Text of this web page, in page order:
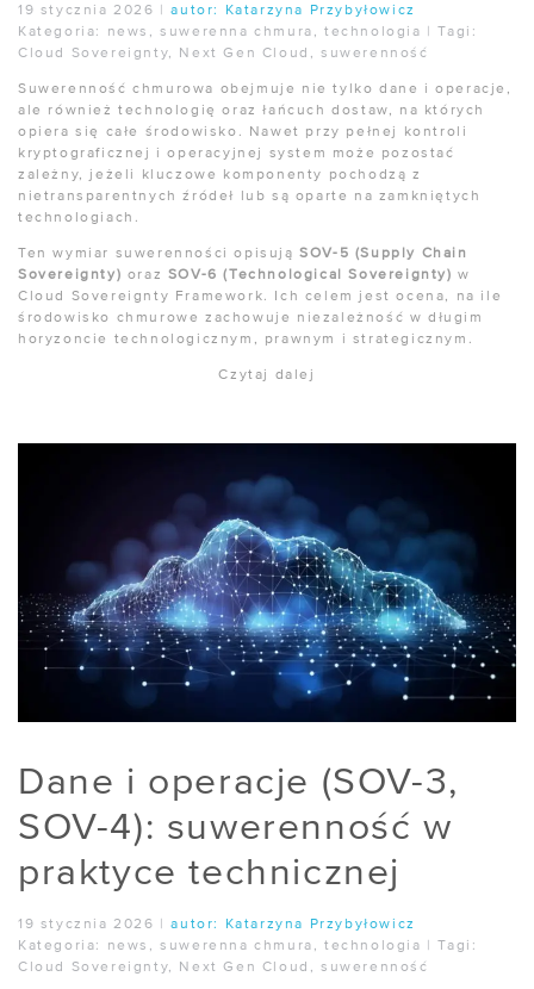
19 stycznia 2026 |autor:
Katarzyna Przybyłowicz
Kategoria:
news ,suwerenna chmura ,technologia |Tagi:
Cloud Sovereignty, Next Gen Cloud ,suwerenność
Suwerenność chmurowa obejmuje nie tylko dane i operacje,
ale również technologię oraz łańcuch dostaw, na których
opiera się całe środowisko. Nawet przy pełnej kontroli
kryptograficznej i operacyjnej system może pozostać
zależny, jeżeli kluczowe komponenty pochodzą z
nietransparentnych źródeł lub są oparte na zamkniętych
technologiach.
Ten wymiar suwerenności opisująSOV-5 (Supply Chain
Sovereignty) oraz SOV-6 (Technological Sovereignty) w
Cloud Sovereignty Framework. Ich celem jest ocena, na ile
środowisko chmurowe zachowuje niezależność w długim
horyzoncie technologicznym, prawnym i strategicznym.
Czytaj dalej
Dane i operacje (SOV-3,
SOV-4): suwerenność w
praktyce technicznej
19 stycznia 2026 |autor:
Katarzyna Przybyłowicz
Kategoria:
news ,suwerenna chmura ,technologia |Tagi:
Cloud Sovereignty, Next Gen Cloud ,suwerenność